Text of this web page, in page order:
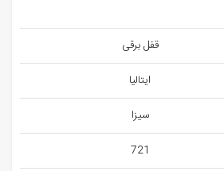
قفل برقی
ایتالیا
سیزا
721